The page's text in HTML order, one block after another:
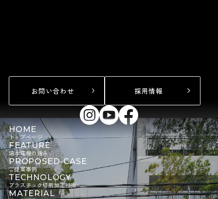
お問い合わせ 採用情報
HOME
トップページ
FEATURE
湯本電機の強み
PROPOSED-CASE
ご提案事例
TECHNOLOGY
プラスチック切削加工技術
MATERIAL